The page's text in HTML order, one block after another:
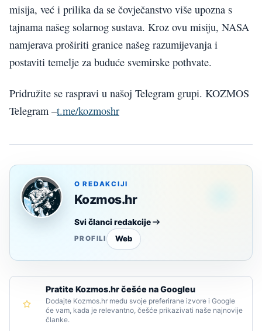
misija, već i prilika da se čovječanstvo više upozna s
tajnama našeg solarnog sustava. Kroz ovu misiju, NASA
namjerava proširiti granice našeg razumijevanja i
postaviti temelje za buduće svemirske pothvate.
Pridružite se raspravi u našoj Telegram grupi. KOZMOS
Telegram –t.me/kozmoshr
O REDAKCIJI
Kozmos.hr
Svi članci redakcije
PROFILI Web
Pratite Kozmos.hr češće na Googleu
Dodajte Kozmos.hr među svoje preferirane izvore i Google
će vam, kada je relevantno, češće prikazivati naše najnovije
članke.